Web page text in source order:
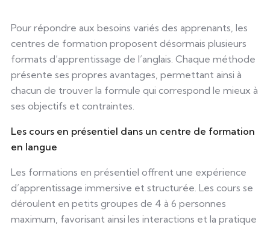
Pour répondre aux besoins variés des apprenants, les
centres de formation proposent désormais plusieurs
formats d’apprentissage de l’anglais. Chaque méthode
présente ses propres avantages, permettant ainsi à
chacun de trouver la formule qui correspond le mieux à
ses objectifs et contraintes.
Les cours en présentiel dans un centre de formation
en langue
Les formations en présentiel offrent une expérience
d’apprentissage immersive et structurée. Les cours se
déroulent en petits groupes de 4 à 6 personnes
maximum, favorisant ainsi les interactions et la pratique